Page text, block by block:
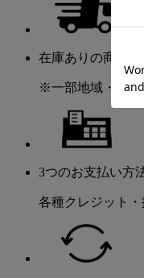
在庫ありの商品
※一部地域・商品
3つのお支払い方
各種クレジット